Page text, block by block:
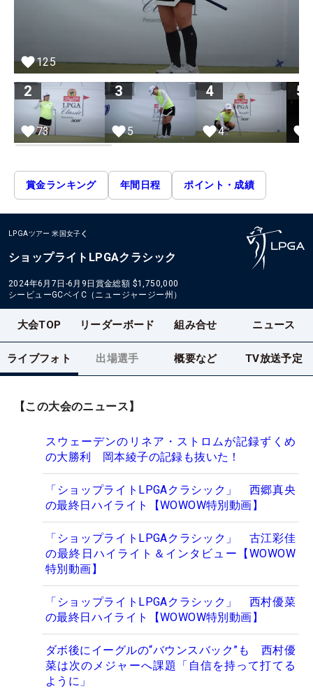
125
2
73
3
5
4
4
5
賞金ランキング 年間日程 ポイント・成績
LPGAツアー 米国女子
ショップライトLPGAクラシック
2024年6月7日-6月9日 賞金総額 $1,750,000
シービューGCベイC（ニュージャージー州）
大会TOP リーダーボード 組み合せ ニュース
ライブフォト 出場選手 概要など TV放送予定
【この大会のニュース】
スウェーデンのリネア・ストロムが記録ずくめ
の大勝利 岡本綾子の記録も抜いた！
「ショップライトLPGAクラシック」 西郷真央
の最終日ハイライト【WOWOW特別動画】
「ショップライトLPGAクラシック」 古江彩佳
の最終日ハイライト＆インタビュー【WOWOW
特別動画】
「ショップライトLPGAクラシック」 西村優菜
の最終日ハイライト【WOWOW特別動画】
ダボ後にイーグルの“バウンスバック”も 西村優
菜は次のメジャーへ課題「自信を持って打てる
ように」